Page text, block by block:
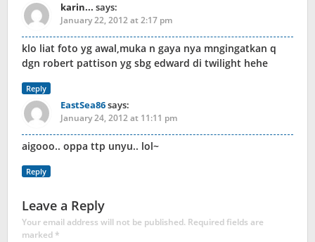
karin... says:
January 22, 2012 at 2:17 pm
klo liat foto yg awal,muka n gaya nya mngingatkan q
dgn robert pattison yg sbg edward di twilight hehe
Reply
EastSea86says:
January 24, 2012 at 11:11 pm
aigooo.. oppa ttp unyu.. lol~
Reply
Leave a Reply
Your email address will not be published. Required fields are
marked*